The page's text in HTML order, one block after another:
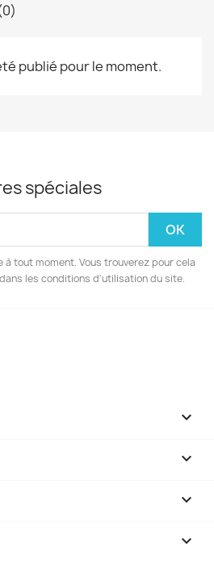
publié pour le moment.
spéciales
à tout moment. Vous trouverez pour cela
les conditions d'utilisation du site.



keyboard_arrow_down